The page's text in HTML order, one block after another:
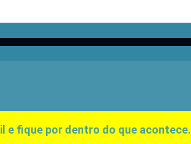
e fique por dentro do que acontece.